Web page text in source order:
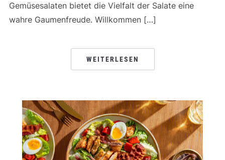
Gemüsesalaten bietet die Vielfalt der Salate eine
wahre Gaumenfreude. Willkommen […]
WEITERLESEN